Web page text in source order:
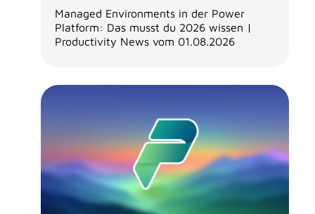
Managed Environments in der Power
Platform: Das musst du 2026 wissen |
Productivity News vom 01.08.2026